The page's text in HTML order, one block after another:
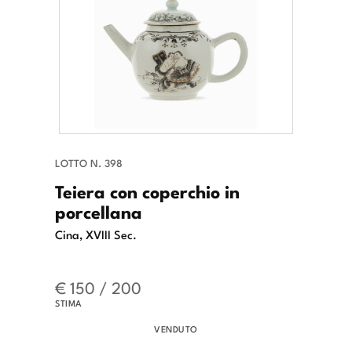
LOTTO N. 398
Teiera con coperchio in
porcellana
Cina, XVIII Sec.
€ 150 / 200
STIMA
VENDUTO